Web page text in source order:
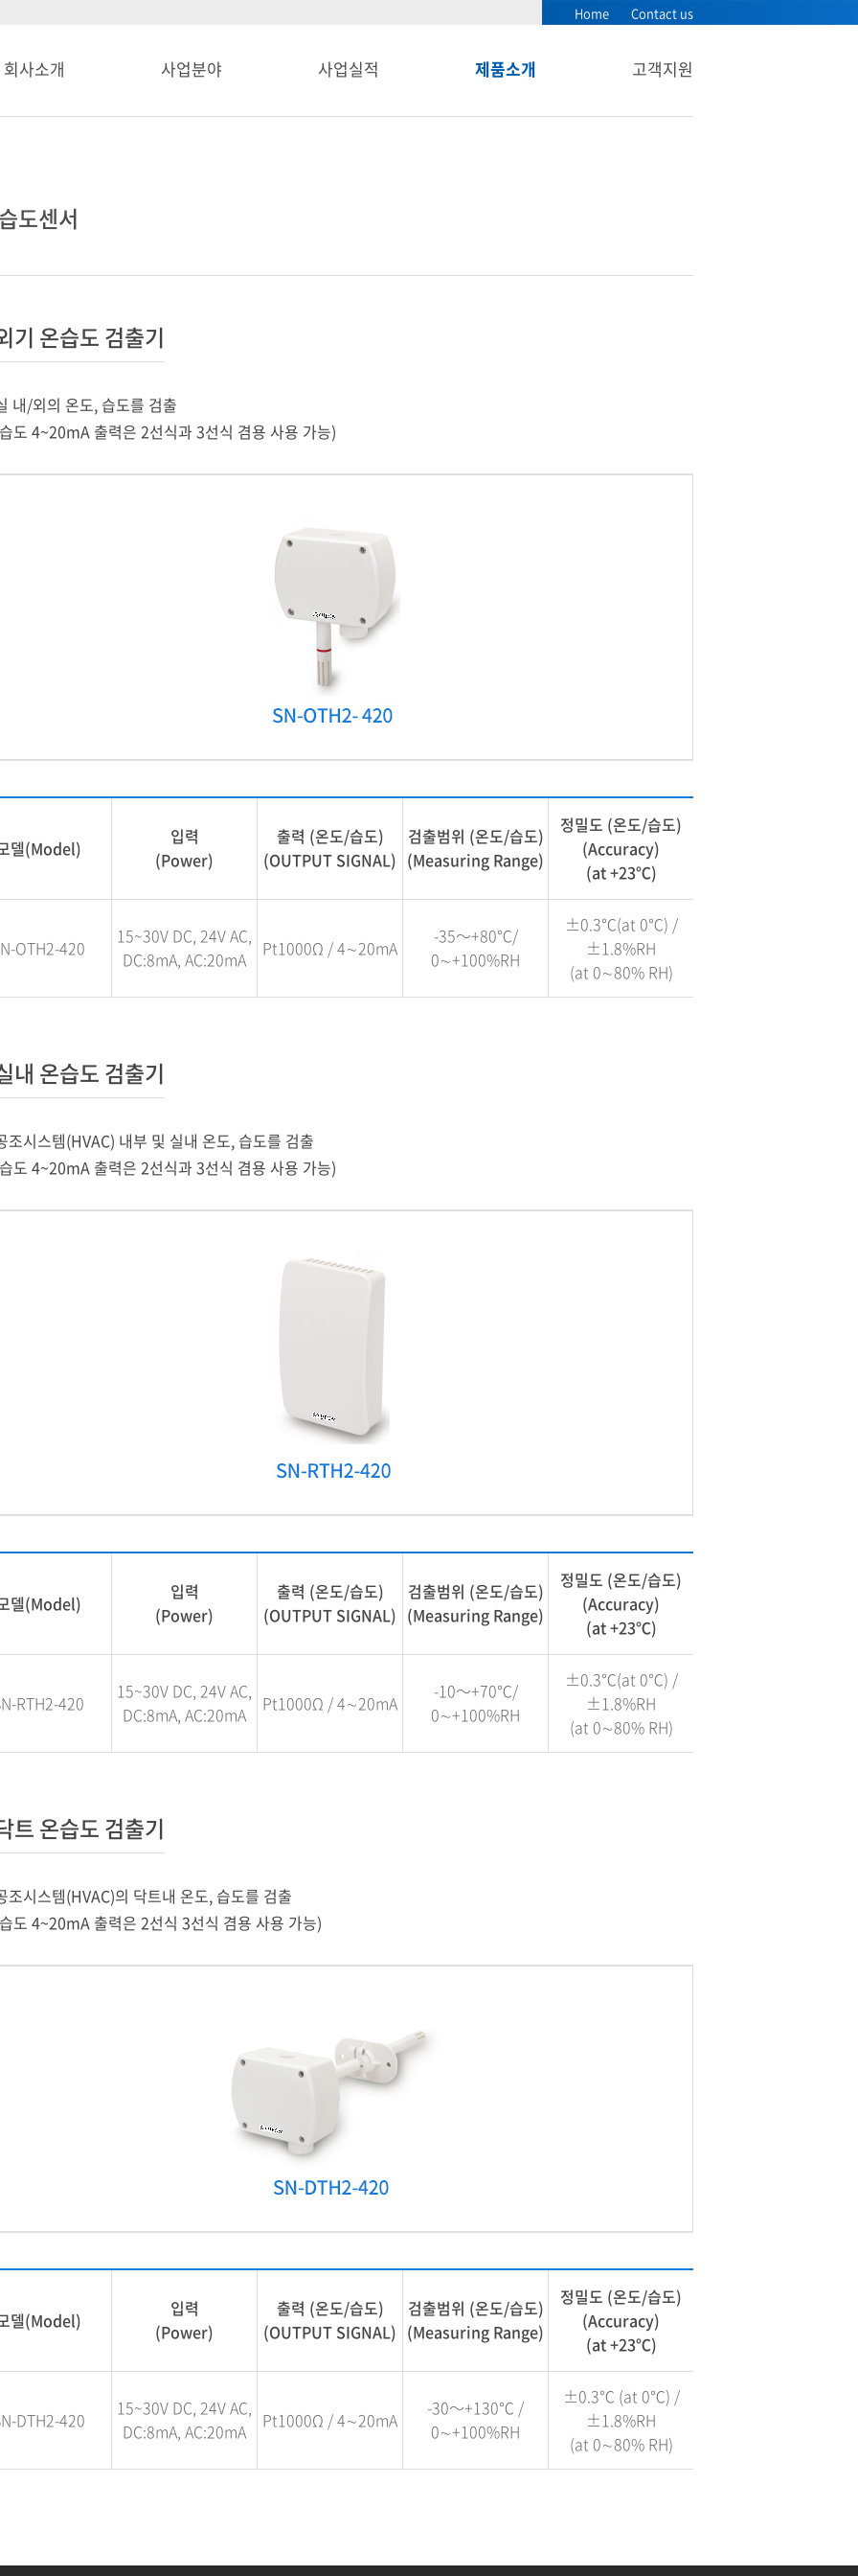
Home Contact us
회사소개 사업분야 사업실적 제품소개 고객지원
도센서
기 온습도 검출기
내/외의 온도, 습도를 검출
도 4~20mA 출력은 2선식과 3선식 겸용 사용 가능)
델(Model)
입력
(Power)
출력 (온도/습도)
(OUTPUT SIGNAL)
검출범위 (온도/습도)
(Measuring Range)
정밀도 (온도/습도)
(Accuracy)
(at +23℃)
OTH2-420
15~30V DC, 24V AC,
DC:8mA, AC:20mA
Pt1000Ω / 4∼20mA
-35～+80℃/
0∼+100%RH
±0.3℃(at 0℃) /
±1.8%RH
(at 0∼80% RH)
내 온습도 검출기
조시스템(HVAC) 내부 및 실내 온도, 습도를 검출
도 4~20mA 출력은 2선식과 3선식 겸용 사용 가능)
델(Model)
입력
(Power)
출력 (온도/습도)
(OUTPUT SIGNAL)
검출범위 (온도/습도)
(Measuring Range)
정밀도 (온도/습도)
(Accuracy)
(at +23℃)
RTH2-420
15~30V DC, 24V AC,
DC:8mA, AC:20mA
Pt1000Ω / 4∼20mA
-10～+70℃/
0∼+100%RH
±0.3℃(at 0℃) /
±1.8%RH
(at 0∼80% RH)
트 온습도 검출기
조시스템(HVAC)의 닥트내 온도, 습도를 검출
도 4~20mA 출력은 2선식 3선식 겸용 사용 가능)
델(Model)
입력
(Power)
출력 (온도/습도)
(OUTPUT SIGNAL)
검출범위 (온도/습도)
(Measuring Range)
정밀도 (온도/습도)
(Accuracy)
(at +23℃)
DTH2-420
15~30V DC, 24V AC,
DC:8mA, AC:20mA
Pt1000Ω / 4∼20mA
-30～+130℃ /
0∼+100%RH
±0.3℃ (at 0℃) /
±1.8%RH
(at 0∼80% RH)